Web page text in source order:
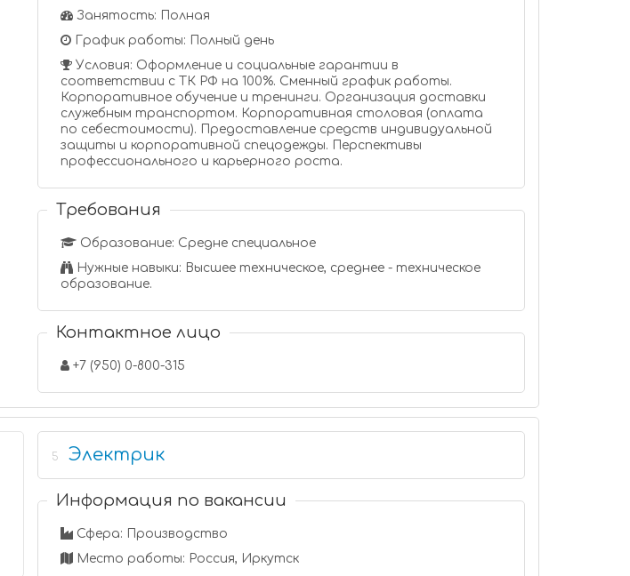
Занятость: Полная
График работы: Полный день
Условия: Оформление и социальные гарантии в
соответствии с ТК РФ на 100%. Сменный график работы.
Корпоративное обучение и тренинги. Организация доставки
служебным транспортом. Корпоративная столовая (оплата
по себестоимости). Предоставление средств индивидуальной
защиты и корпоративной спецодежды. Перспективы
профессионального и карьерного роста.
Требования
Образование: Средне специальное
Нужные навыки: Высшее техническое, среднее - техническое
образование.
Контактное лицо
+7 (950) 0-800-315
5 Электрик
Информация по вакансии
Сфера: Производство
Место работы: Россия, Иркутск